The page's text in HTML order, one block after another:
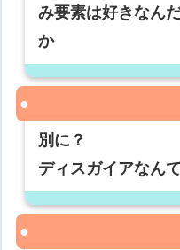
み要素は好きなん
か
別に？
ディスガイアなん